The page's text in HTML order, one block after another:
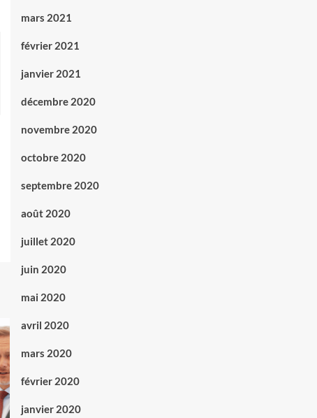
mars 2021
février 2021
janvier 2021
décembre 2020
novembre 2020
octobre 2020
septembre 2020
août 2020
juillet 2020
juin 2020
mai 2020
avril 2020
mars 2020
février 2020
janvier 2020